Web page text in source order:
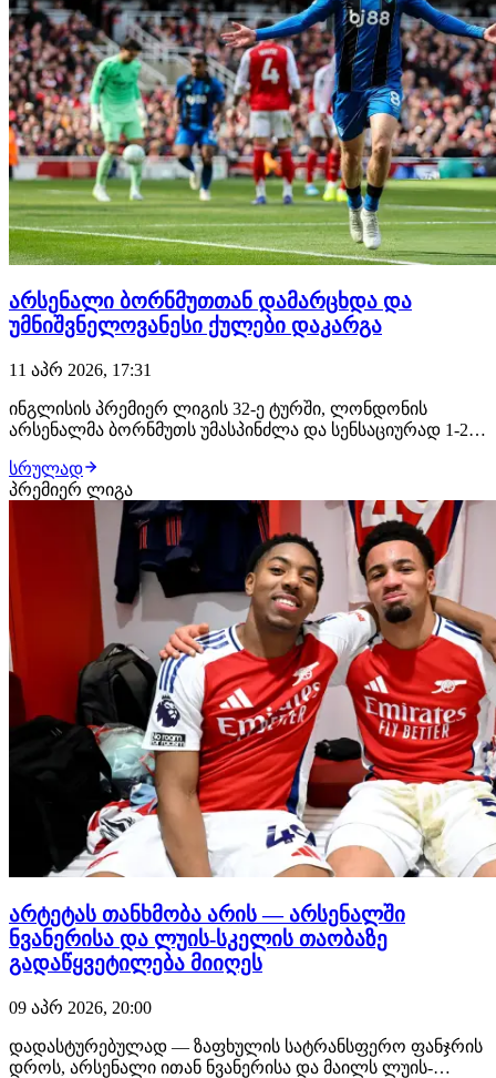
არსენალი ბორნმუთთან დამარცხდა და
უმნიშვნელოვანესი ქულები დაკარგა
11 აპრ 2026, 17:31
ინგლისის პრემიერ ლიგის 32-ე ტურში, ლონდონის
არსენალმა ბორნმუთს უმასპინძლა და სენსაციურად 1-2
გახსნა და სტუმრები დააწინაურა. 35-ე წუთზე იოკერეშმა
გამოიჩინა თავი და წონასწორობა აღადგინა. 74-ე წუთზე,
სკოტმა აიღო არსენალის კარი და საბოლო…
სრულად
პრემიერ ლიგა
არტეტას თანხმობა არის — არსენალში
ნვანერისა და ლუის-სკელის თაობაზე
გადაწყვეტილება მიიღეს
09 აპრ 2026, 20:00
დადასტურებულად — ზაფხულის სატრანსფერო ფანჯრის
დროს, არსენალი ითან ნვანერისა და მაილს ლუის-